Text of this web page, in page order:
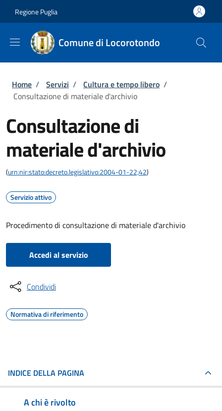
Regione Puglia
Comune di Locorotondo
Briciole di pane
Home / Servizi / Cultura e tempo libero /
Consultazione di materiale d'archivio
Consultazione di
materiale d'archivio
(urn:nir:stato:decreto.legislativo:2004-01-22;42)
Servizio attivo
Procedimento di consultazione di materiale d'archivio
Accedi al servizio
Condividi
Normativa di riferimento
INDICE DELLA PAGINA
A chi è rivolto